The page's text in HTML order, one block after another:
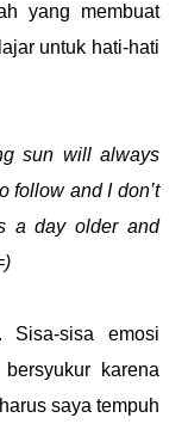
yang membuat
untuk hati-hati
sun will always
follow and I don’t
a day older and
Sisa-sisa emosi
karena
saya tempuh